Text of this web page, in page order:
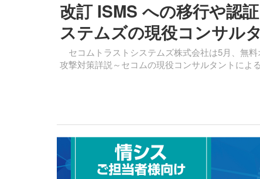
改訂 ISMS への移行や認
ステムズの現役コンサル
セコムトラストシステムズ株式会社は5月、無
攻撃対策詳説～セコムの現役コンサルタントによ